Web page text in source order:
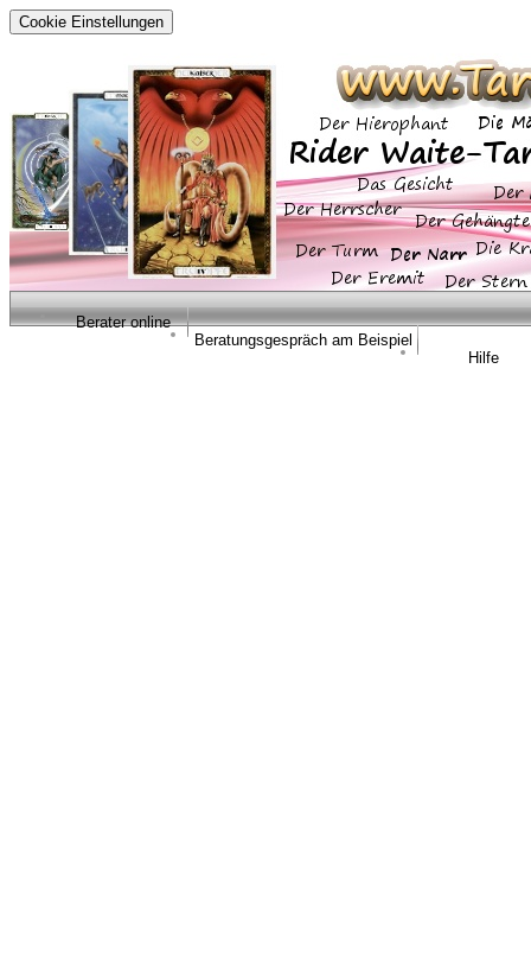
Cookie Einstellungen
Berater online
Beratungsgespräch am Beispiel
Hilfe